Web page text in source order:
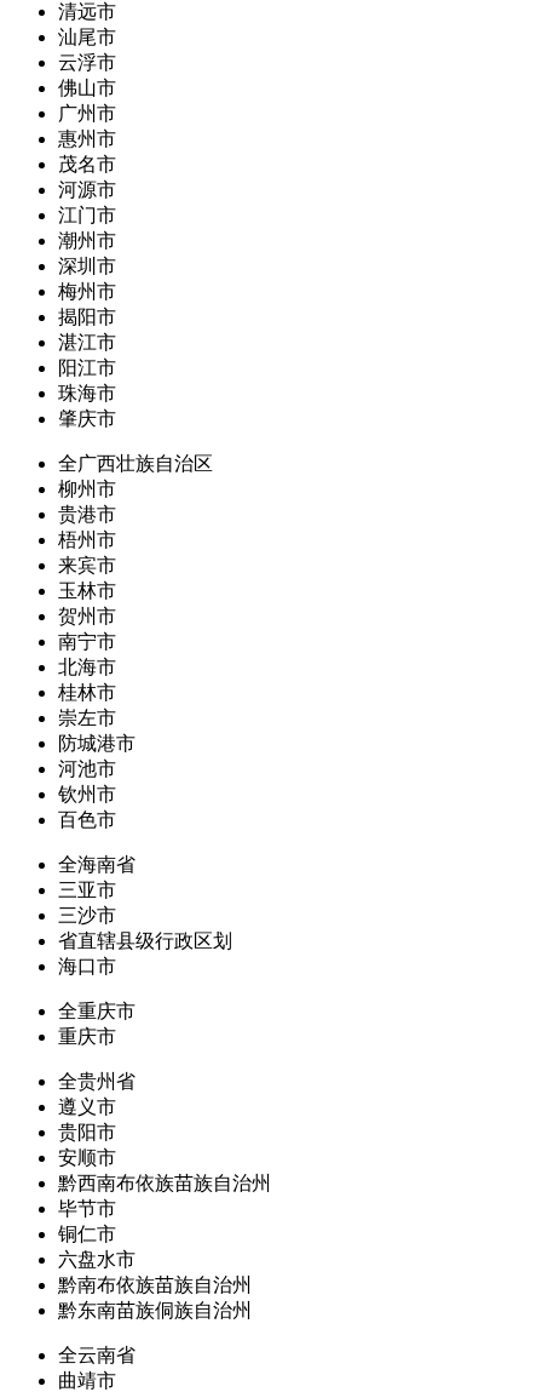
清远市
汕尾市
云浮市
佛山市
广州市
惠州市
茂名市
河源市
江门市
潮州市
深圳市
梅州市
揭阳市
湛江市
阳江市
珠海市
肇庆市
全广西壮族自治区
柳州市
贵港市
梧州市
来宾市
玉林市
贺州市
南宁市
北海市
桂林市
崇左市
防城港市
河池市
钦州市
百色市
全海南省
三亚市
三沙市
省直辖县级行政区划
海口市
全重庆市
重庆市
全贵州省
遵义市
贵阳市
安顺市
黔西南布依族苗族自治州
毕节市
铜仁市
六盘水市
黔南布依族苗族自治州
黔东南苗族侗族自治州
全云南省
曲靖市